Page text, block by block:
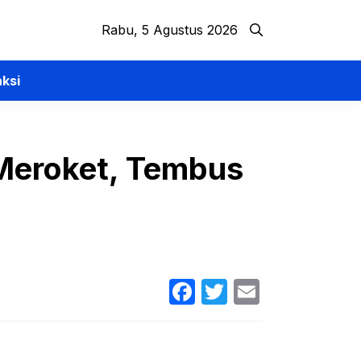
Rabu, 5 Agustus 2026
Tembus
Facebook
Twitter